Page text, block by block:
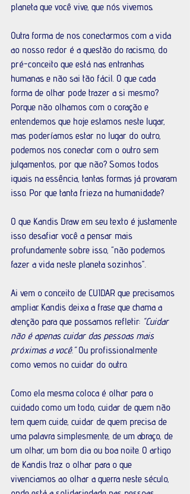
planeta que você vive, que nós vivemos.
Outra forma de nos conectarmos com a vida
ao nosso redor é a questão do racismo, do
pré-conceito que está nas entranhas
humanas e não sai tão fácil. O que cada
forma de olhar pode trazer a si mesmo?
Porque não olhamos com o coração e
entendemos que hoje estamos neste lugar,
mas poderíamos estar no lugar do outro,
podemos nos conectar com o outro sem
julgamentos, por que não? Somos todos
iguais na essência, tantas formas já provaram
isso. Por que tanta frieza na humanidade?
O que Kandis Draw em seu texto é justamente
isso desafiar você a pensar mais
profundamente sobre isso, “não podemos
fazer a vida neste planeta sozinhos”.
Ai vem o conceito de CUIDAR que precisamos
ampliar. Kandis deixa a frase que chama a
atenção para que possamos refletir: “Cuidar
não é apenas cuidar das pessoas mais
próximas a você.” Ou profissionalmente
como vemos no cuidar do outro.
Como ela mesma coloca é olhar para o
cuidado como um todo, cuidar de quem não
tem quem cuide, cuidar de quem precisa de
uma palavra simplesmente, de um abraço, de
um olhar, um bom dia ou boa noite. O artigo
de Kandis traz o olhar para o que
vivenciamos ao olhar a guerra neste século,